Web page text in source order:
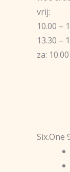
vrij:
10.00 –
13.30 –
za:
Six.One